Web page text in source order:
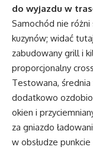
do wyjazdu w
Samochód nie
kuzynów; widać
zabudowany grill i
proporcjonalny
Testowana, średnia
dodatkowo
okien i
za gniazdo
w obsłudze